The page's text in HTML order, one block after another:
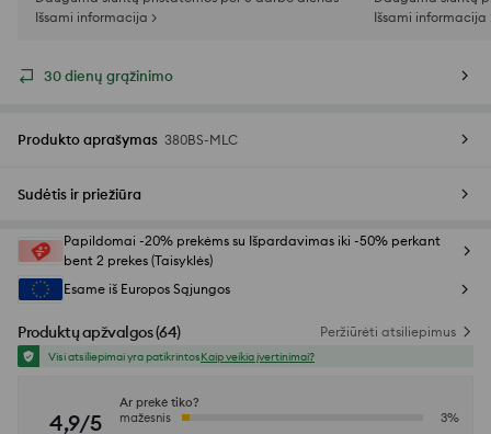
Išsami informacija >
Išsami informacija
30 dienų grąžinimo
Produkto aprašymas 380BS-MLC
Sudėtis ir priežiūra
Papildomai -20% prekėms su Išpardavimas iki -50% perkant
bent 2 prekes (Taisyklės)
Esame iš Europos Sąjungos
Produktų apžvalgos(64) Peržiūrėti atsiliepimus
Visi atsiliepimai yra patikrintosKaip veikia įvertinimai?
4,9/5
Ar prekė tiko?
mažesnis
3%